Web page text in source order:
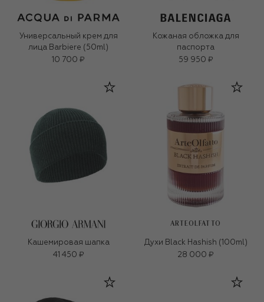
Универсальный крем для
лица Barbiere (50ml)
10 700 ₽
Кожаная обложка для
паспорта
59 950 ₽
Кашемировая шапка
41 450 ₽
ARTEOLFATTO
Духи Black Hashish (100ml)
28 000 ₽